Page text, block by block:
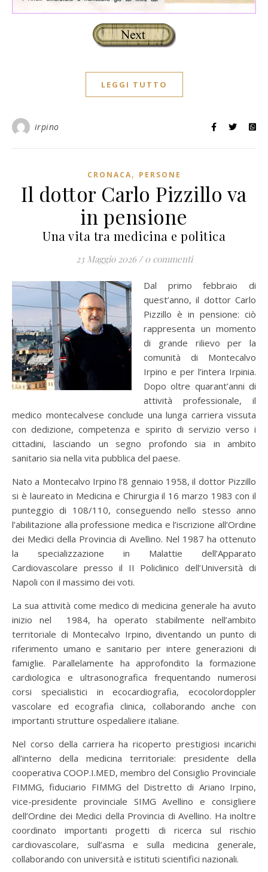
LEGGI TUTTO
irpino
CRONACA, PERSONE
Il dottor Carlo Pizzillo va
in pensione
Una vita tra medicina e politica
23 Maggio 2026 / 0 commenti
Dal primo febbraio di
quest’anno, il dottor Carlo
Pizzillo è in pensione: ciò
rappresenta un momento
di grande rilievo per la
comunità di Montecalvo
Irpino e per l’intera Irpinia.
Dopo oltre quarant’anni di
attività professionale, il
medico montecalvese conclude una lunga carriera vissuta
con dedizione, competenza e spirito di servizio verso i
cittadini, lasciando un segno profondo sia in ambito
sanitario sia nella vita pubblica del paese.
Nato a Montecalvo Irpino l’8 gennaio 1958, il dottor Pizzillo
si è laureato in Medicina e Chirurgia il 16 marzo 1983 con il
punteggio di 108/110, conseguendo nello stesso anno
l’abilitazione alla professione medica e l’iscrizione all’Ordine
dei Medici della Provincia di Avellino. Nel 1987 ha ottenuto
la specializzazione in Malattie dell’Apparato
Cardiovascolare presso il II Policlinico dell’Università di
Napoli con il massimo dei voti.
La sua attività come medico di medicina generale ha avuto
inizio nel 1984, ha operato stabilmente nell’ambito
territoriale di Montecalvo Irpino, diventando un punto di
riferimento umano e sanitario per intere generazioni di
famiglie. Parallelamente ha approfondito la formazione
cardiologica e ultrasonografica frequentando numerosi
corsi specialistici in ecocardiografia, ecocolordoppler
vascolare ed ecografia clinica, collaborando anche con
importanti strutture ospedaliere italiane.
Nel corso della carriera ha ricoperto prestigiosi incarichi
all’interno della medicina territoriale: presidente della
cooperativa COOP.I.MED, membro del Consiglio Provinciale
FIMMG, fiduciario FIMMG del Distretto di Ariano Irpino,
vice-presidente provinciale SIMG Avellino e consigliere
dell’Ordine dei Medici della Provincia di Avellino. Ha inoltre
coordinato importanti progetti di ricerca sul rischio
cardiovascolare, sull’asma e sulla medicina generale,
collaborando con università e istituti scientifici nazionali.